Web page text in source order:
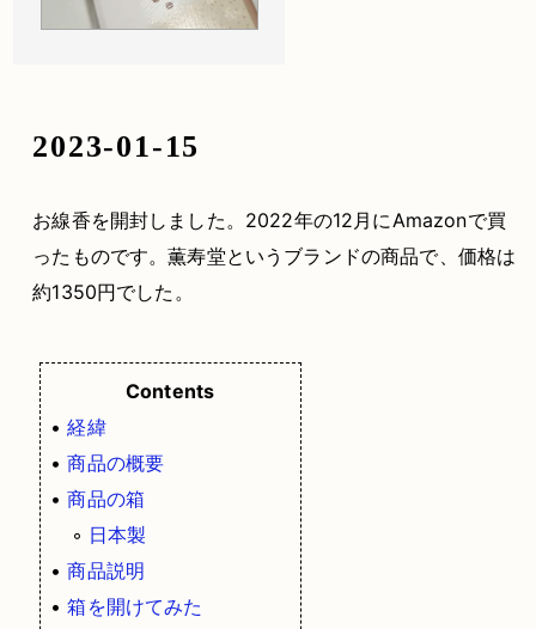
2023-01-15
お線香を開封しました。2022年の12月にAmazonで買
ったものです。薫寿堂というブランドの商品で、価格は
約1350円でした。
Contents
•経緯
•商品の概要
•商品の箱
◦ 日本製
•商品説明
•箱を開けてみた